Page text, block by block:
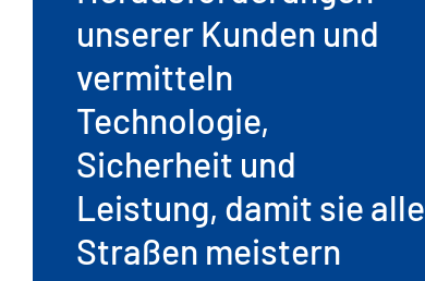
unserer Kunden und
vermitteln
Technologie,
Sicherheit und
Leistung, damit sie alle
Straßen meistern